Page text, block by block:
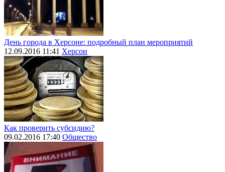
День города в Херсоне: подробный план мероприятий
12.09.2016 11:41 Херсон
Как проверить субсидию?
09.02.2016 17:40 Общество